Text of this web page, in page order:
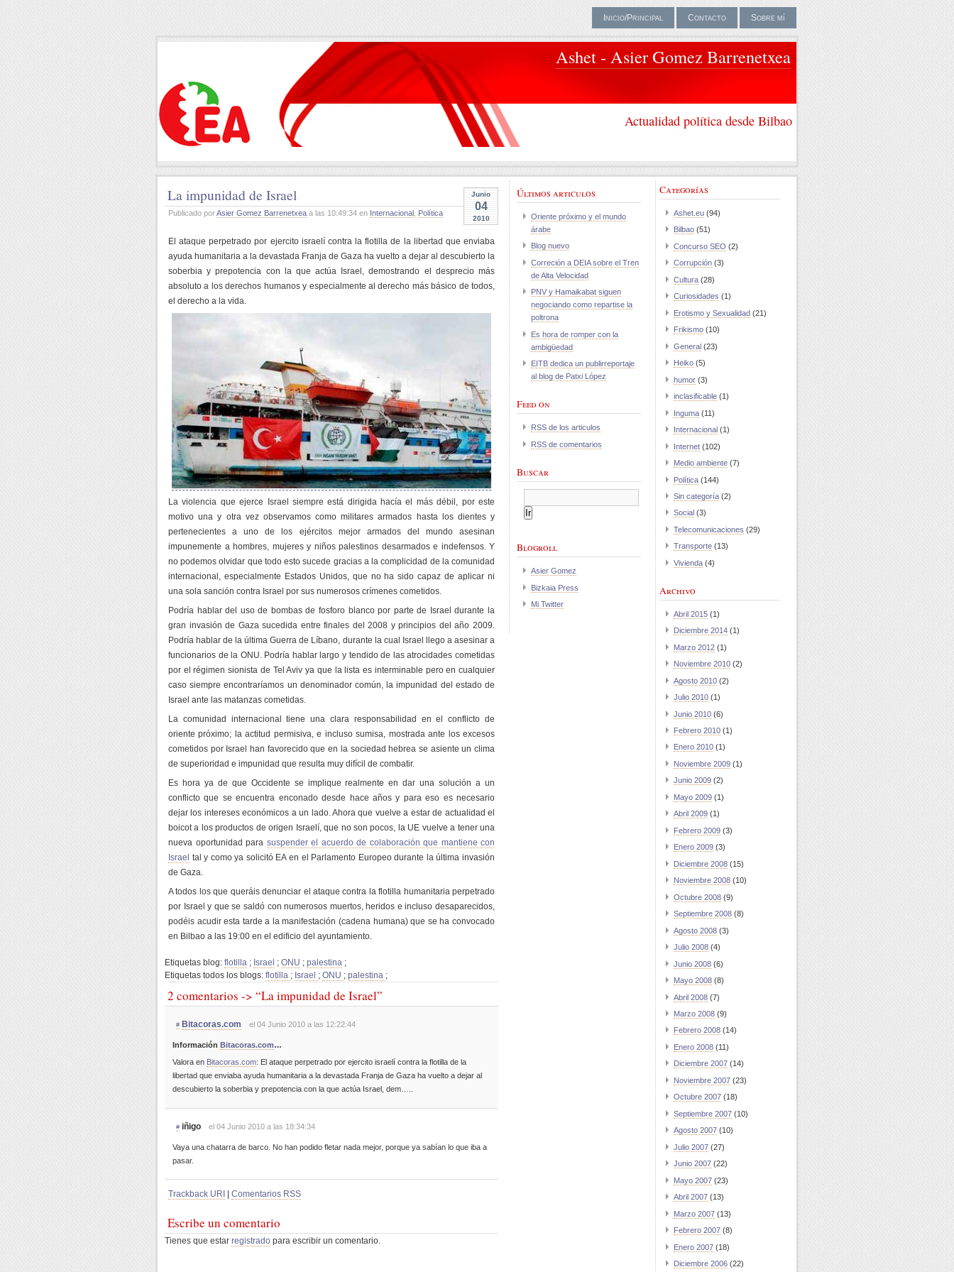
Inicio/Principal Contacto Sobre mí
Ashet - Asier Gomez Barrenetxea
Actualidad política desde Bilbao
Junio
04
2010
La impunidad de Israel
Publicado porAsier Gomez Barrenetxea a las 10:49:34 en Internacional Política
El ataque perpetrado por ejercito israelí contra la flotilla de la libertad que enviaba
ayuda humanitaria a la devastada Franja de Gaza ha vuelto a dejar al descubierto la
soberbia y prepotencia con la que actúa Israel, demostrando el desprecio más
absoluto a los derechos humanos y especialmente al derecho más básico de todos,
el derecho a la vida.
La violencia que ejerce Israel siempre está dirigida hacía el más débil, por este
motivo una y otra vez observamos como militares armados hasta los dientes y
pertenecientes a uno de los ejércitos mejor armados del mundo asesinan
impunemente a hombres, mujeres y niños palestinos desarmados e indefensos. Y
no podemos olvidar que todo esto sucede gracias a la complicidad de la comunidad
internacional, especialmente Estados Unidos, que no ha sido capaz de aplicar ni
una sola sanción contra Israel por sus numerosos crímenes cometidos.
Podría hablar del uso de bombas de fosforo blanco por parte de Israel durante la
gran invasión de Gaza sucedida entre finales del 2008 y principios del año 2009.
Podría hablar de la última Guerra de Líbano, durante la cual Israel llego a asesinar a
funcionarios de la ONU. Podría hablar largo y tendido de las atrocidades cometidas
por el régimen sionista de Tel Aviv ya que la lista es interminable pero en cualquier
caso siempre encontraríamos un denominador común, la impunidad del estado de
Israel ante las matanzas cometidas.
La comunidad internacional tiene una clara responsabilidad en el conflicto de
oriente próximo; la actitud permisiva, e incluso sumisa, mostrada ante los excesos
cometidos por Israel han favorecido que en la sociedad hebrea se asiente un clima
de superioridad e impunidad que resulta muy difícil de combatir.
Es hora ya de que Occidente se implique realmente en dar una solución a un
conflicto que se encuentra enconado desde hace años y para eso es necesario
dejar los intereses económicos a un lado. Ahora que vuelve a estar de actualidad el
boicot a los productos de origen Israelí, que no son pocos, la UE vuelve a tener una
nueva oportunidad para suspender el acuerdo de colaboración que mantiene con
Israel tal y como ya solicitó EA en el Parlamento Europeo durante la última invasión
de Gaza.
A todos los que queráis denunciar el ataque contra la flotilla humanitaria perpetrado
por Israel y que se saldó con numerosos muertos, heridos e incluso desaparecidos,
podéis acudir esta tarde a la manifestación (cadena humana) que se ha convocado
en Bilbao a las 19:00 en el edificio del ayuntamiento.
Etiquetas blog: flotilla ; Israel ; ONU ; palestina ;
Etiquetas todos los blogs: flotilla ; Israel ; ONU ; palestina ;
2 comentarios -> “La impunidad de Israel”
# Bitacoras.com el 04 Junio 2010 a las 12:22:44
Información Bitacoras.com…
Valora en Bitacoras.com: El ataque perpetrado por ejercito israelí contra la flotilla de la
libertad que enviaba ayuda humanitaria a la devastada Franja de Gaza ha vuelto a dejar al
descubierto la soberbia y prepotencia con la que actúa Israel, dem…..
# iñigo el 04 Junio 2010 a las 18:34:34
Vaya una chatarra de barco. No han podido fletar nada mejor, porque ya sabían lo que iba a
pasar.
Trackback URI Comentarios RSS
Escribe un comentario
Tienes que estar registrado para escribir un comentario.
Últimos articulos
Oriente próximo y el mundo
árabe
Blog nuevo
Correción a DEIA sobre el Tren
de Alta Velocidad
PNV y Hamaikabat siguen
negociando como repartise la
poltrona
Es hora de romper con la
ambigüedad
EITB dedica un publirreportaje
al blog de Patxi López
Feed on
RSS de los articulos
RSS de comentarios
Buscar
Blogroll
Asier Gomez
Bizkaia Press
Mi Twitter
Categorías
Ashet.eu (94)
Bilbao (51)
Concurso SEO (2)
Corrupción (3)
Cultura (28)
Curiosidades (1)
Erotismo y Sexualidad (21)
Frikismo (10)
General (23)
Heiko (5)
humor (3)
inclasificable (1)
Inguma (11)
Internacional (1)
Internet (102)
Medio ambiente (7)
Política (144)
Sin categoría (2)
Social (3)
Telecomunicaciones (29)
Transporte (13)
Vivienda (4)
Archivo
Abril 2015 (1)
Diciembre 2014 (1)
Marzo 2012 (1)
Noviembre 2010 (2)
Agosto 2010 (2)
Julio 2010 (1)
Junio 2010 (6)
Febrero 2010 (1)
Enero 2010 (1)
Noviembre 2009 (1)
Junio 2009 (2)
Mayo 2009 (1)
Abril 2009 (1)
Febrero 2009 (3)
Enero 2009 (3)
Diciembre 2008 (15)
Noviembre 2008 (10)
Octubre 2008 (9)
Septiembre 2008 (8)
Agosto 2008 (3)
Julio 2008 (4)
Junio 2008 (6)
Mayo 2008 (8)
Abril 2008 (7)
Marzo 2008 (9)
Febrero 2008 (14)
Enero 2008 (11)
Diciembre 2007 (14)
Noviembre 2007 (23)
Octubre 2007 (18)
Septiembre 2007 (10)
Agosto 2007 (10)
Julio 2007 (27)
Junio 2007 (22)
Mayo 2007 (23)
Abril 2007 (13)
Marzo 2007 (13)
Febrero 2007 (8)
Enero 2007 (18)
Diciembre 2006 (22)